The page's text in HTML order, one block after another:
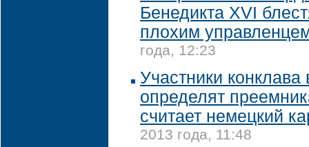
Бенедикта XVI
плохим
года, 12:23
Участники
определят
считает немецкий
2013 года, 11:48